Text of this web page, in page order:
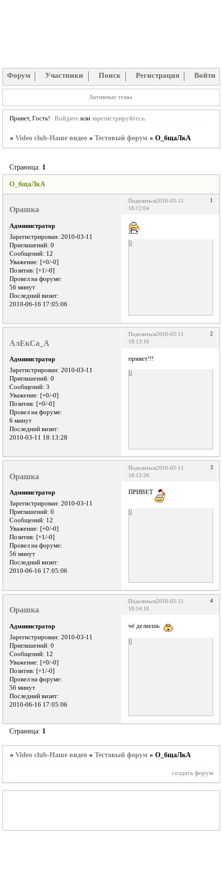
Форум Участники Поиск Регистрация Войти
Активные темы
Привет, Гость! Войдитеили зарегистрируйтесь.
» Video club-Наше видео » Тестовый форум » О_бщаЛкА
О_бщаЛкА
Страница: 1
Поделиться 1
2010-03-11
18:12:04
Орашка
Администратор
Зарегистрирован: 2010-03-11
Приглашений: 0
Сообщений: 12
Уважение: [+0/-0]
Позитив: [+1/-0]
Провел на форуме:
56 минут
Последний визит:
2010-06-16 17:05:06
0
Поделиться 2
2010-03-11
18:13:16
АлЕкСа_А
Администратор
Зарегистрирован: 2010-03-11
Приглашений: 0
Сообщений: 3
Уважение: [+0/-0]
Позитив: [+0/-0]
Провел на форуме:
6 минут
Последний визит:
2010-03-11 18:13:28
привет!!!
0
Поделиться 3
2010-03-11
18:13:26
Орашка
Администратор
Зарегистрирован: 2010-03-11
Приглашений: 0
Сообщений: 12
Уважение: [+0/-0]
Позитив: [+1/-0]
Провел на форуме:
56 минут
Последний визит:
2010-06-16 17:05:06
ПРИВЕТ
0
Поделиться 4
2010-03-11
18:14:10
Орашка
Администратор
Зарегистрирован: 2010-03-11
Приглашений: 0
Сообщений: 12
Уважение: [+0/-0]
Позитив: [+1/-0]
Провел на форуме:
56 минут
Последний визит:
2010-06-16 17:05:06
чё делаешь
0
Страница: 1
» Video club-Наше видео » Тестовый форум » О_бщаЛкА
создать форум